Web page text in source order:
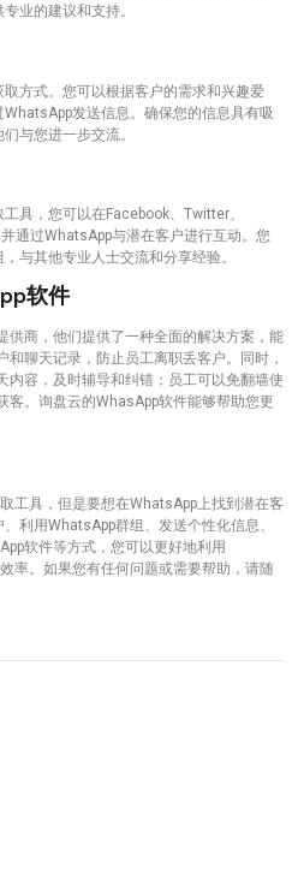
业的建议和支持。
方式。您可以根据客户的需求和兴趣爱
发送信息。确保您的信息具有吸
与您进一步交流。
具，您可以在Facebook、Twitter、
通过WhatsApp与潜在客户进行互动。您
与其他专业人士交流和分享经验。
软件
供商，他们提供了一种全面的解决方案，能
聊天记录，防止员工离职丢客户。同时，
内容，及时辅导和纠错；员工可以免翻墙使
客。询盘云的WhasApp软件能够帮助您更
工具，但是要想在WhatsApp上找到潜在客
利用WhatsApp群组、发送个性化信息、
软件等方式，您可以更好地利用
率。如果您有任何问题或需要帮助，请随